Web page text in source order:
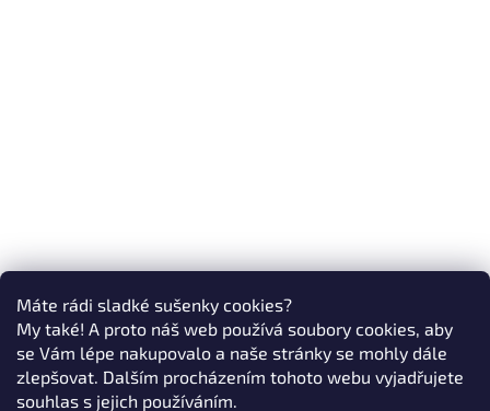
Máte rádi sladké sušenky cookies?
My také! A proto náš web používá soubory cookies, aby
se Vám lépe nakupovalo a naše stránky se mohly dále
zlepšovat. Dalším procházením tohoto webu vyjadřujete
souhlas s jejich používáním.